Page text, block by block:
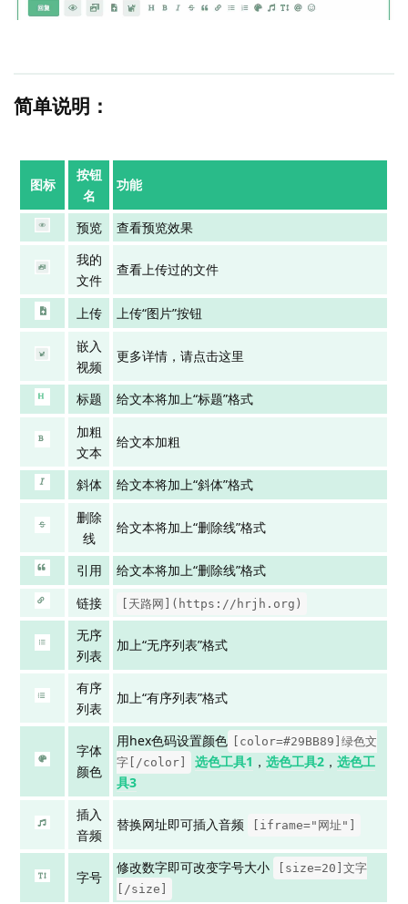
简单说明：
图标
按钮
名
功能
预览
查看预览效果
我的
文件
查看上传过的文件
上传
上传“图片”按钮
嵌入
视频
更多详情，请点击这里
标题
给文本将加上“标题”格式
加粗
文本
给文本加粗
斜体
给文本将加上“斜体”格式
删除
线
给文本将加上“删除线”格式
引用
给文本将加上“删除线”格式
链接
[天路网](https://hrjh.org)
无序
列表
加上“无序列表”格式
有序
列表
加上“有序列表”格式
字体
颜色
用hex色码设置颜色
[color=#29BB89]绿色文
字[/color]
选色工具1 ，选色工具2 ，选色工
具3
插入
音频
替换网址即可插入音频 [iframe="网址"]
字号
修改数字即可改变字号大小
[size=20]文字
[/size]